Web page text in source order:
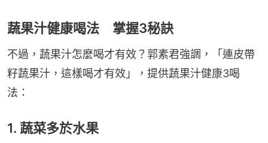
蔬果汁健康喝法 掌握3秘訣
不過，蔬果汁怎麼喝才有效？郭素君強調，「連皮帶
籽蔬果汁，這樣喝才有效」，提供蔬果汁健康3喝
法：
1. 蔬菜多於水果